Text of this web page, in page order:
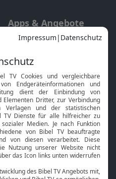
Apps & Angebote
Mobile App
Smart TV
HbbTV
Bibelthek Online-Bibel
Nächster Gottesdienst
Service